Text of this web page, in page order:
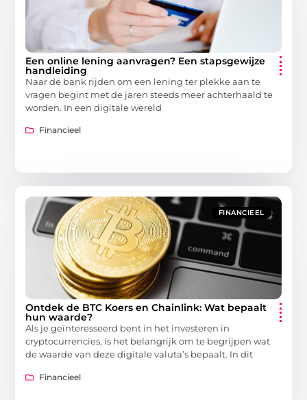
Een online lening aanvragen? Een stapsgewijze
handleiding
Naar de bank rijden om een lening ter plekke aan te
vragen begint met de jaren steeds meer achterhaald te
worden. In een digitale wereld
Financieel
FINANCIEEL
Ontdek de BTC Koers en Chainlink: Wat bepaalt
hun waarde?
Als je geïnteresseerd bent in het investeren in
cryptocurrencies, is het belangrijk om te begrijpen wat
de waarde van deze digitale valuta’s bepaalt. In dit
Financieel